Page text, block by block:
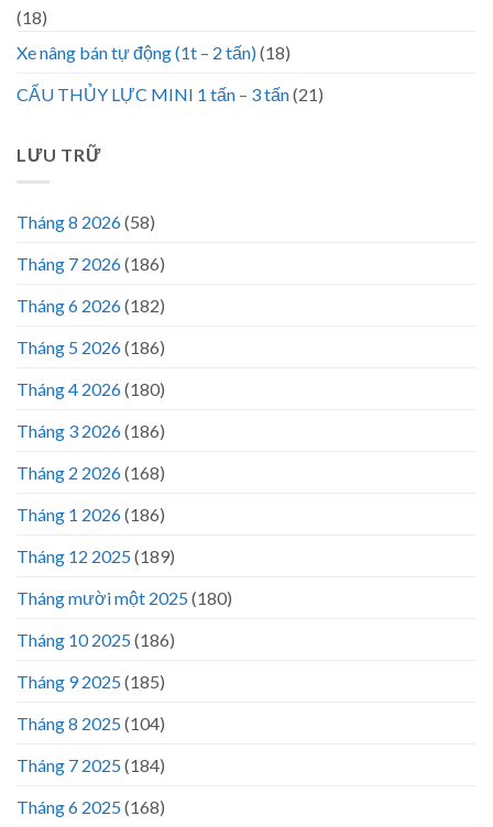
(18)
Xe nâng bán tự động (1t – 2 tấn)(18)
CẨU THỦY LỰC MINI 1 tấn – 3 tấn(21)
LƯU TRỮ
Tháng 8 2026(58)
Tháng 7 2026(186)
Tháng 6 2026(182)
Tháng 5 2026(186)
Tháng 4 2026(180)
Tháng 3 2026(186)
Tháng 2 2026(168)
Tháng 1 2026(186)
Tháng 12 2025(189)
Tháng mười một 2025(180)
Tháng 10 2025(186)
Tháng 9 2025(185)
Tháng 8 2025(104)
Tháng 7 2025(184)
Tháng 6 2025(168)